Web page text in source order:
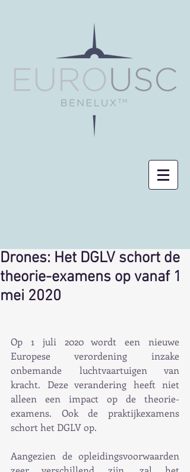
Drones: Het DGLV schort de
theorie-examens op vanaf 1
mei 2020
Op 1 juli 2020 wordt een nieuwe
Europese verordening inzake
onbemande luchtvaartuigen van
kracht. Deze verandering heeft niet
alleen een impact op de theorie-
examens. Ook de praktijkexamens
schort het DGLV op.
Aangezien de opleidingsvoorwaarden